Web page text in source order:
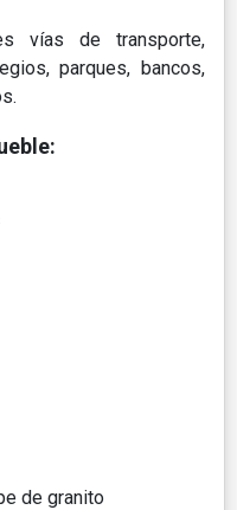
vías de transporte,
parques, bancos,
de granito